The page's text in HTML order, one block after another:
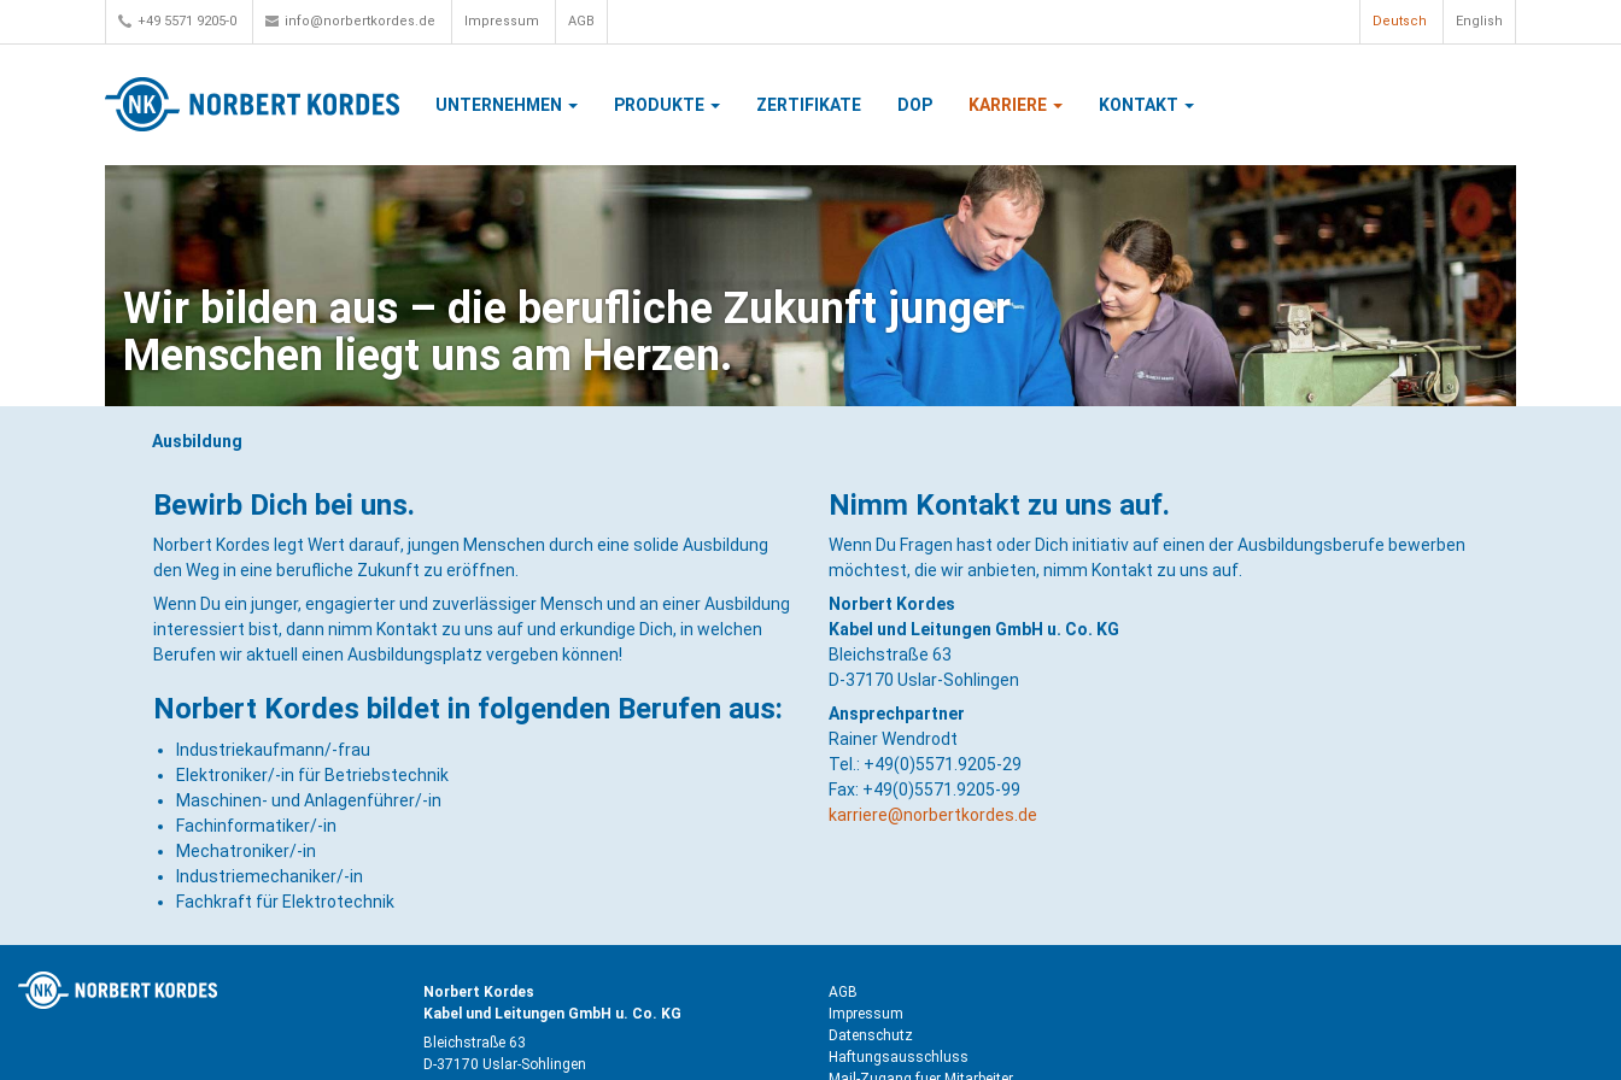
Deutsch English
+49 5571 9205-0 info@norbertkordes.de Impressum AGB
UNTERNEHMEN PRODUKTE ZERTIFIKATE DOP KARRIERE KONTAKT
Wir bilden aus – die berufliche Zukunft junger
Menschen liegt uns am Herzen.
Ausbildung
Bewirb Dich bei uns.
Norbert Kordes legt Wert darauf, jungen Menschen durch eine solide Ausbildung
den Weg in eine berufliche Zukunft zu eröffnen.
Wenn Du ein junger, engagierter und zuverlässiger Mensch und an einer Ausbildung
interessiert bist, dann nimm Kontakt zu uns auf und erkundige Dich, in welchen
Berufen wir aktuell einen Ausbildungsplatz vergeben können!
Norbert Kordes bildet in folgenden Berufen aus:
Industriekaufmann/-frau
Elektroniker/-in für Betriebstechnik
Maschinen- und Anlagenführer/-in
Fachinformatiker/-in
Mechatroniker/-in
Industriemechaniker/-in
Fachkraft für Elektrotechnik
Nimm Kontakt zu uns auf.
Wenn Du Fragen hast oder Dich initiativ auf einen der Ausbildungsberufe bewerben
möchtest, die wir anbieten, nimm Kontakt zu uns auf.
Norbert Kordes
Kabel und Leitungen GmbH u. Co. KG
Bleichstraße 63
D-37170 Uslar-Sohlingen
Ansprechpartner
Rainer Wendrodt
Tel.: +49(0)5571.9205-29
Fax: +49(0)5571.9205-99
karriere@norbertkordes.de
Norbert Kordes
Kabel und Leitungen GmbH u. Co. KG
Bleichstraße 63
D-37170 Uslar-Sohlingen
AGB
Impressum
Datenschutz
Haftungsausschluss